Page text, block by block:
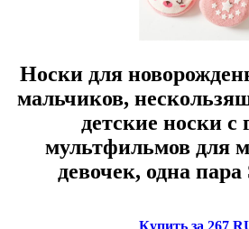
Носки для
мальчиков,
детские носки с
мультфильмов для
девочек, одна
Купить за 267